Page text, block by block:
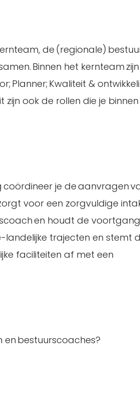
de (regionale)
Binnen het kernteam
Planner; Kwaliteit &
ook de rollen die je
je de aanvragen
voor een zorgvuldige
en houdt de
trajecten en stemt
faciliteiten af met een
en bestuurscoaches?